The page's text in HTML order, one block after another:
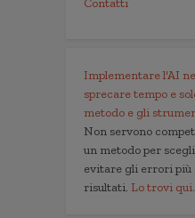
Contatti
Implementare l'AI
sprecare tempo e
metodo e gli
Non servono
un metodo per
evitare gli errori più
risultati. Lo trovi qui.